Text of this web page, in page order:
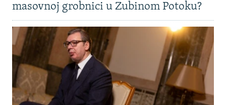
masovnoj grobnici u Zubinom Potoku?